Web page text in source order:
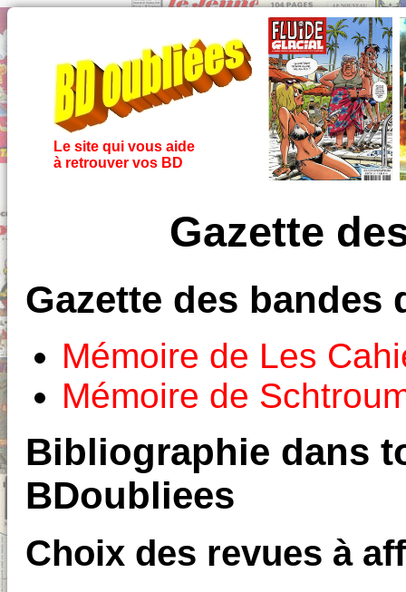
Le site qui vous aide
à retrouver vos BD
Gazette
Gazette des bandes
Mémoire de Les
Mémoire de
Bibliographie dans
BDoubliees
Choix des revues à